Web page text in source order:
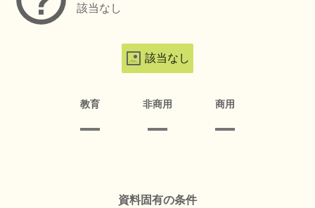
該当なし
該当なし
教育 非商用 商用
資料固有の条件